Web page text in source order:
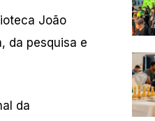
João
da pesquisa e
da